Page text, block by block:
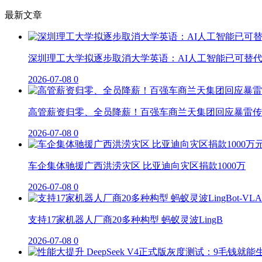
最新文章
深圳理工大学拟逐步取消大学英语：AI人工智能已可替代
2026-07-08 0
高管薪资归零、全员降薪！百强车商兰天集团回应暴雷
2026-07-08 0
车企集体驰援广西洪涝灾区 比亚迪向灾区捐款1000万
2026-07-08 0
支持17家机器人厂商20多种构型 蚂蚁灵波LingB
2026-07-08 0